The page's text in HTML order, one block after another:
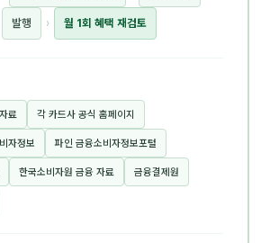
발행 › 월 1회 혜택 재검토
료 각 카드사 공식 홈페이지
자정보 파인 금융소비자정보포털
한국소비자원 금융 자료 금융결제원